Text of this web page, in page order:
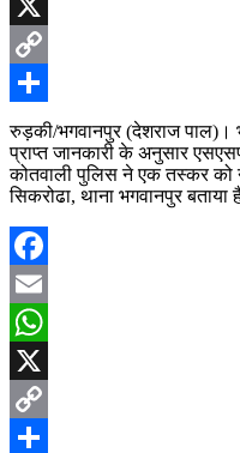
WhatsApp
X
Copy
Link
Share
रुड़की/भगवानपुर (देशराज
प्राप्त जानकारी के अनुसार
कोतवाली पुलिस ने एक तस्कर
सिकरोढा, थाना भगवानपुर
Facebook
Email
WhatsApp
X
Copy